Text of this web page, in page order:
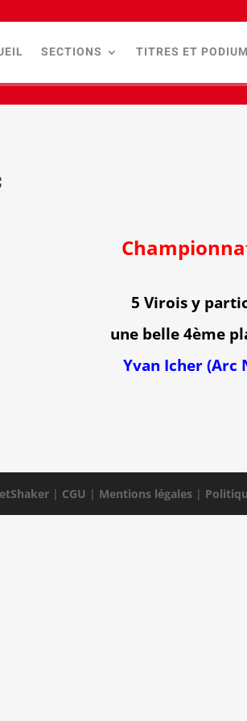
SECTIONS TITRES ET
5 Virois y
une belle 4ème
Yvan Icher
| CGU | Mentions légales |